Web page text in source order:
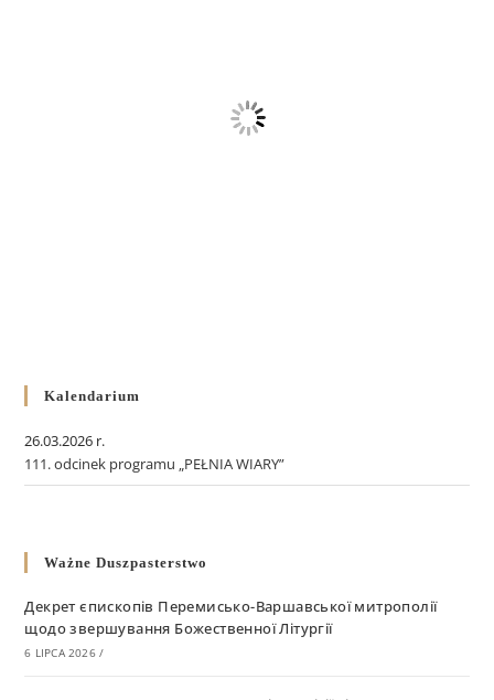
Kalendarium
26.03.2026 r.
111. odcinek programu „PEŁNIA WIARY”
Ważne Duszpasterstwo
Декрет єпископів Перемисько-Варшавської митрополії
щодо звершування Божественної Літургії
6 LIPCA 2026 /